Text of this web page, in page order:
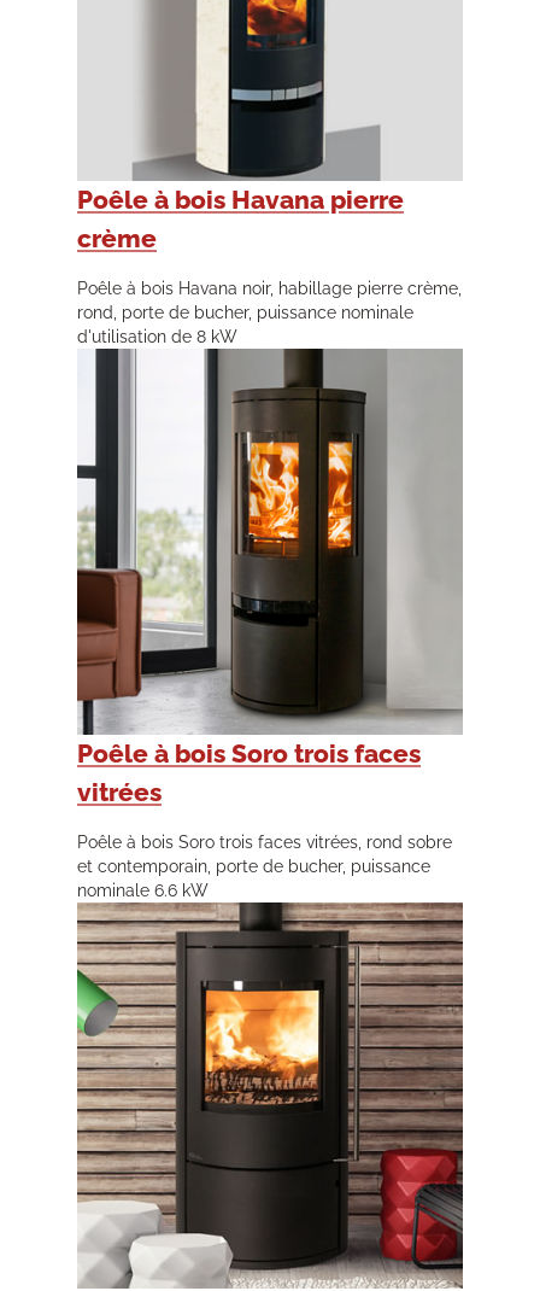
Poêle à bois Havana pierre
crème
Poêle à bois Havana noir, habillage pierre crème,
rond, porte de bucher, puissance nominale
d'utilisation de 8 kW
Poêle à bois Soro trois faces
vitrées
Poêle à bois Soro trois faces vitrées, rond sobre
et contemporain, porte de bucher, puissance
nominale 6.6 kW